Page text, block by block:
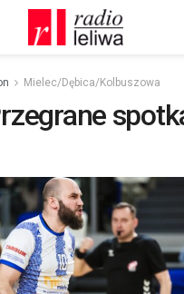
Mielec/Dębica/Kolbuszowa